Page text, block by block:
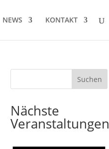
NEWS KONTAKT
Nächste
Veranstaltungen